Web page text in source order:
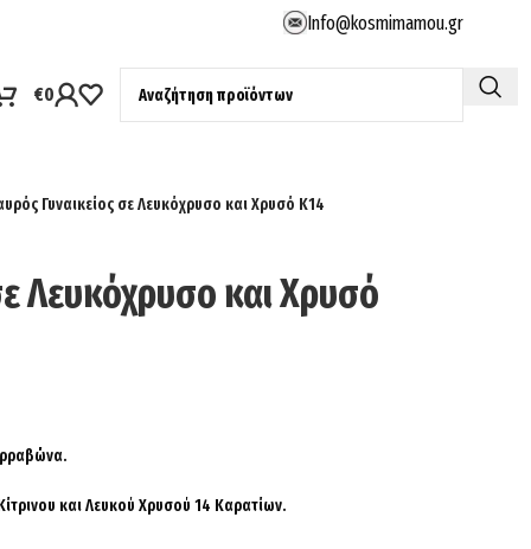
Info@kosmimamou.gr
€0
Γυναικείος σε Λευκόχρυσο και Χρυσό Κ14
Λευκόχρυσο και Χρυσό
και Λευκού Χρυσού 14 Καρατίων.